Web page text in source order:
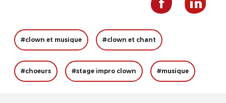
#clown et musique #clown et chant
#choeurs #stage impro clown #musique